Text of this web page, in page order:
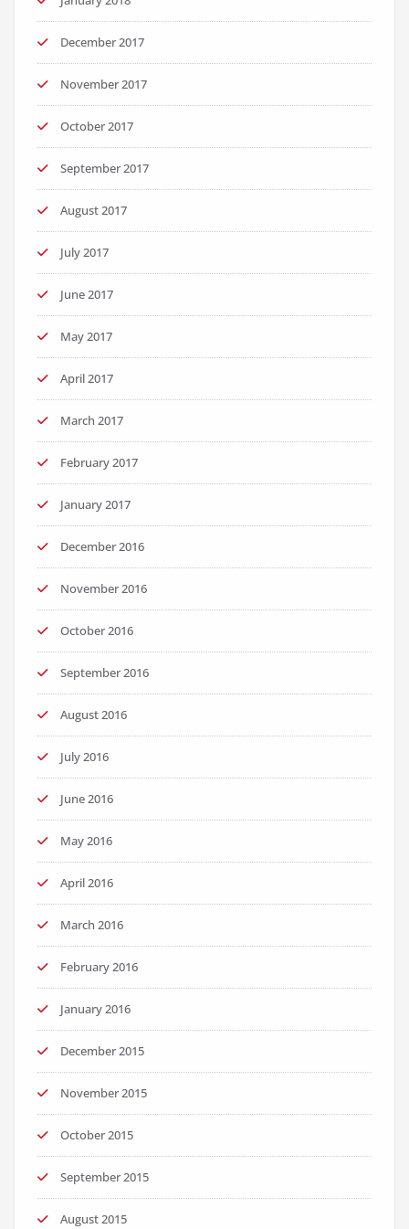
December 2017
November 2017
October 2017
September 2017
August 2017
July 2017
June 2017
May 2017
April 2017
March 2017
February 2017
January 2017
December 2016
November 2016
October 2016
September 2016
August 2016
July 2016
June 2016
May 2016
April 2016
March 2016
February 2016
January 2016
December 2015
November 2015
October 2015
September 2015
August 2015